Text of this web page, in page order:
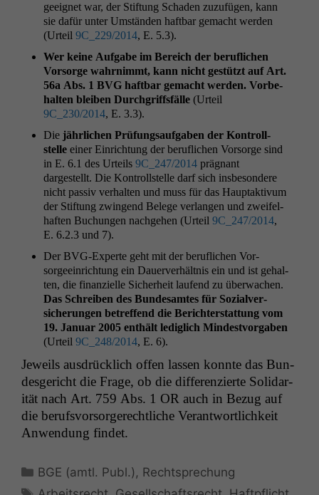
geeignet war, der Stiftung Schaden zuzufü­gen, kann
sie dafür unter Umstän­den haft­bar gemacht wer­den
(Urteil 9C_229/2014, E. 5.3).
Wer keine Auf­gabe im Bere­ich der beru­flichen
Vor­sorge wahrn­immt, kann nicht gestützt auf Art.
56a Abs. 1 BVG haft­bar gemacht wer­den. Vor­be­
hal­ten bleiben Durch­griffs­fälle (Urteil
9C_230/2014, E. 3.3).
Die jährlichen Prü­fungsauf­gaben der Kon­troll­
stelle ein­er Ein­rich­tung der beru­flichen Vor­sorge sind
in E. 6.1 des Urteils 9C_247/2014 präg­nant
dargestellt. Die Kon­troll­stelle darf sich ins­beson­dere
nicht pas­siv ver­hal­ten und muss für das Haup­tak­tivum
der Stiftung zwin­gend Belege ver­lan­gen und zweifel­
haften Buchun­gen nachge­hen (Urteil 9C_247/2014,
E. 6.2.3 und 7).
Der BVG-Experte geht mit der beru­flichen Vor­
sorgeein­rich­tung ein Dauerver­hält­nis ein und ist gehal­
ten, die finanzielle Sicher­heit laufend zu überwachen.
Das Schreiben des Bun­de­samtes für Sozialver­
sicherun­gen betr­e­f­fend die Berichter­stat­tung vom
19. Jan­u­ar 2005 enthält lediglich Min­destvor­gaben
(Urteil 9C_248/2014, E. 6).
Jew­eils aus­drück­lich offen lassen kon­nte das Bun­
des­gericht die Frage, ob die dif­feren­zierte Sol­i­dar­
ität nach Art. 759 Abs. 1 OR auch in Bezug auf
die berufsvor­sorg­erechtliche Ver­ant­wortlichkeit
Anwen­dung findet.
Kategorien
BGE (amtl. Publ.) , Rechtsprechung
Schlagwörter